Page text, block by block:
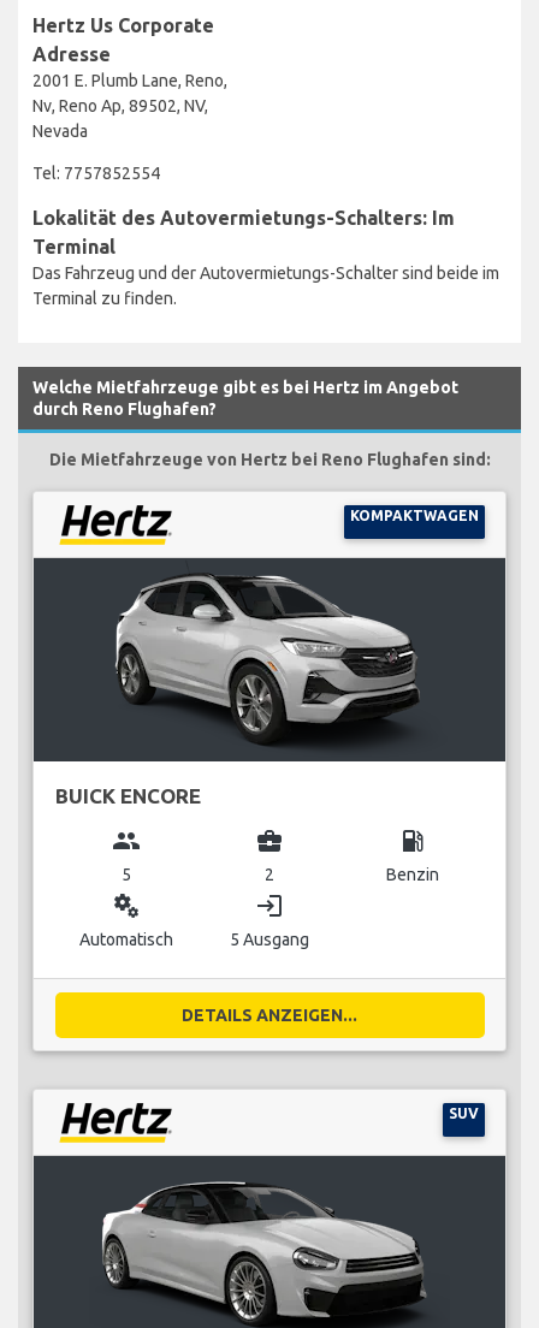
Hertz Us Corporate
Adresse
2001 E. Plumb Lane, Reno,
Nv, Reno Ap, 89502, NV,
Nevada
Tel: 7757852554
Lokalität des Autovermietungs-Schalters: Im
Terminal
Das Fahrzeug und der Autovermietungs-Schalter sind beide im
Terminal zu finden.
Welche Mietfahrzeuge gibt es bei Hertz im Angebot
durch Reno Flughafen?
Die Mietfahrzeuge von Hertz bei Reno Flughafen sind:
KOMPAKTWAGEN
BUICK ENCORE
group
5
business_center
2
local_gas_station
Benzin
miscellaneous_services
Automatisch
login
5 Ausgang
DETAILS ANZEIGEN...
SUV